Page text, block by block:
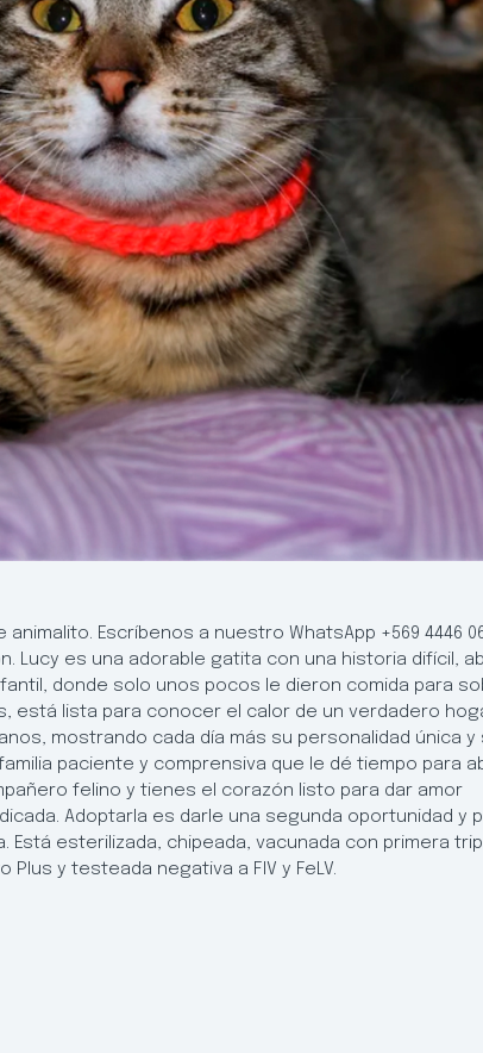
Escríbenos a nuestro WhatsApp +569 4446
Lucy es una adorable gatita con una historia difícil,
donde solo unos pocos le dieron comida para
está lista para conocer el calor de un verdadero
mostrando cada día más su personalidad única y
paciente y comprensiva que le dé tiempo para
felino y tienes el corazón listo para dar amor
Adoptarla es darle una segunda oportunidad y
Está esterilizada, chipeada, vacunada con primera
y testeada negativa a FIV y FeLV.